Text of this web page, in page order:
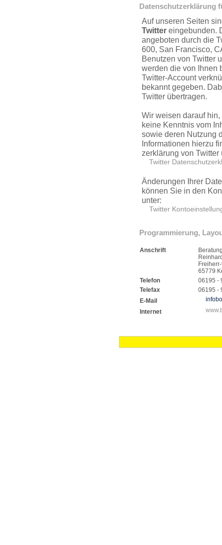
Daten­schut­zerklärung
Auf unseren Seiten
Twitter eingebunden.
angeboten durch die
600, San Francisco,
Benutzen von Twitter
werden die von Ihnen
Twitter-Account
bekannt gegeben.
Twitter übertragen.
Wir weisen darauf
keine Kenntnis vom
sowie deren Nutzung
Informationen hierzu
zerklärung von Twitter
Twitter
Änderungen Ihrer
können Sie in den
unter:
Twitter
Program­mierung,
Anschrift
65779
Telefon
06195 -
Telefax
06195 -
E-Mail
Internet